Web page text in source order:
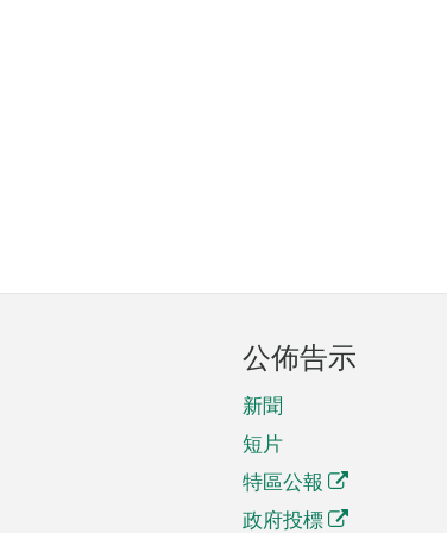
公佈告示
新聞
短片
特區公報
政府投標